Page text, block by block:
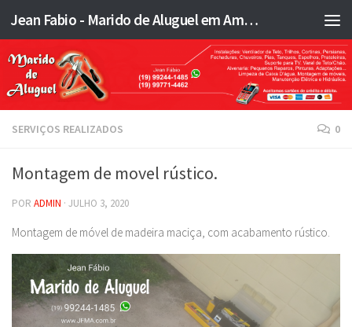
Skip to content Jean Fabio - Marido de Aluguel em Americana SP e região - JFMA
SERVIÇOS REALIZADOS 0
Montagem de movel rústico.
POR ADMIN · JULHO 3, 2020
Montagem de móvel de madeira maciça, com acabamento rústico.